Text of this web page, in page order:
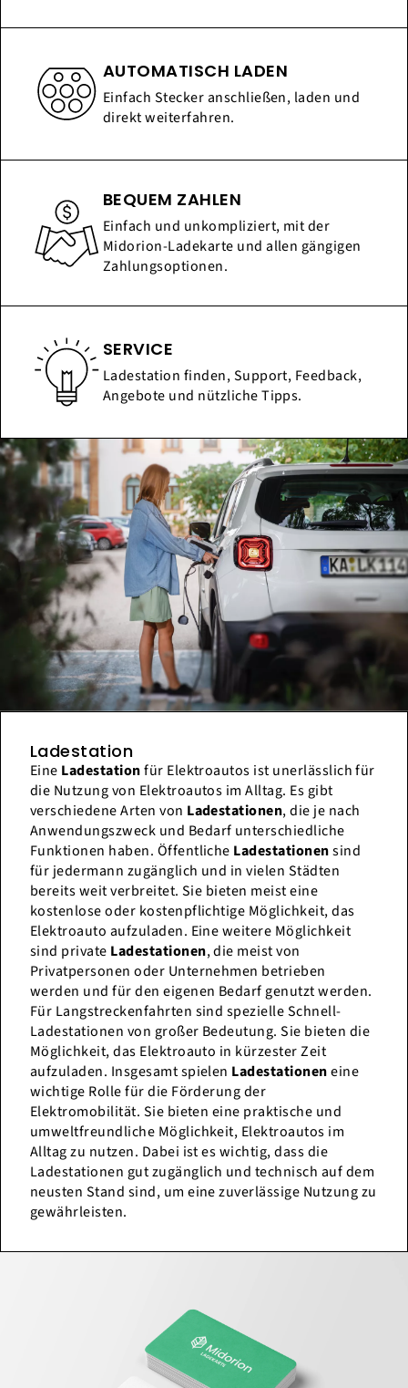
AUTOMATISCH LADEN
Einfach Stecker anschließen, laden und
direkt weiterfahren.
BEQUEM ZAHLEN
Einfach und unkompliziert, mit der
Midorion-Ladekarte und allen gängigen
Zahlungsoptionen.
SERVICE
Ladestation finden, Support, Feedback,
Angebote und nützliche Tipps.
Ladestation
Eine Ladestationfür Elektroautos ist unerlässlich für
die Nutzung von Elektroautos im Alltag. Es gibt
verschiedene Arten von Ladestationen, die je nach
Anwendungszweck und Bedarf unterschiedliche
Funktionen haben. Öffentliche Ladestationensind
für jedermann zugänglich und in vielen Städten
bereits weit verbreitet. Sie bieten meist eine
kostenlose oder kostenpflichtige Möglichkeit, das
Elektroauto aufzuladen. Eine weitere Möglichkeit
sind private Ladestationen, die meist von
Privatpersonen oder Unternehmen betrieben
werden und für den eigenen Bedarf genutzt werden.
Für Langstreckenfahrten sind spezielle Schnell-
Ladestationen von großer Bedeutung. Sie bieten die
Möglichkeit, das Elektroauto in kürzester Zeit
aufzuladen. Insgesamt spielen Ladestationeneine
wichtige Rolle für die Förderung der
Elektromobilität. Sie bieten eine praktische und
umweltfreundliche Möglichkeit, Elektroautos im
Alltag zu nutzen. Dabei ist es wichtig, dass die
Ladestationen gut zugänglich und technisch auf dem
neusten Stand sind, um eine zuverlässige Nutzung zu
gewährleisten.